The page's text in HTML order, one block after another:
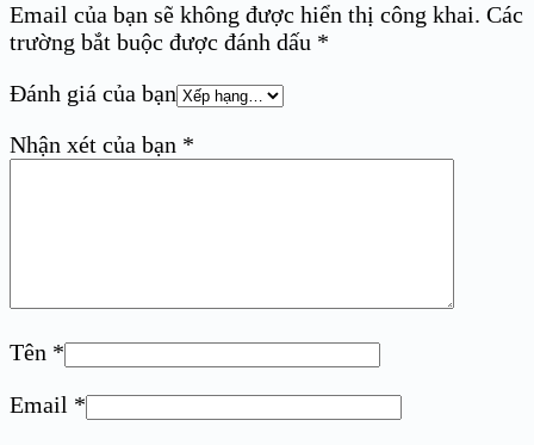
Email của bạn sẽ không được hiển thị công khai. Các
trường bắt buộc được đánh dấu *
Đánh giá của bạn
Nhận xét của bạn *
Tên *
Email *